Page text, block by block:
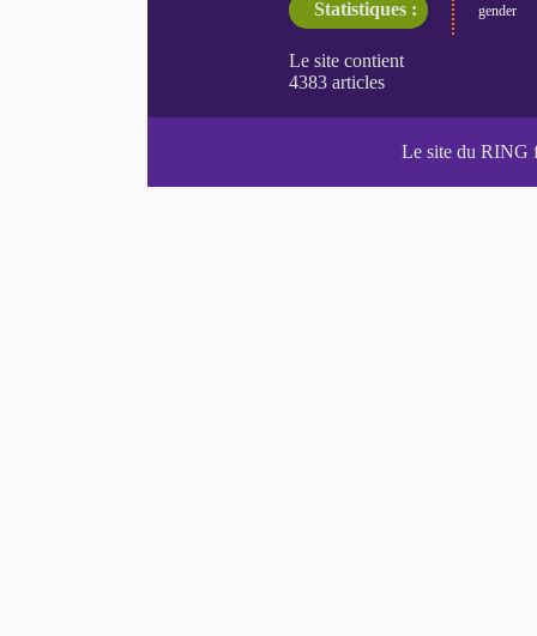
Statistiques : gender
Le site du RING